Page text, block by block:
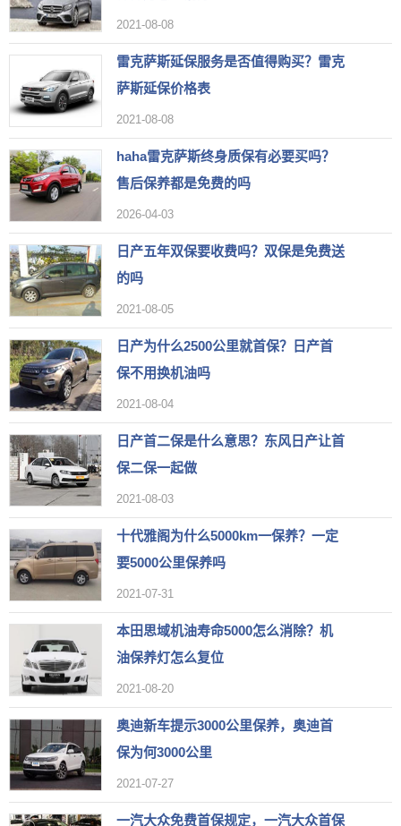
2021-08-08
雷克萨斯延保服务是否值得购买？雷克
萨斯延保价格表
2021-08-08
haha雷克萨斯终身质保有必要买吗？
售后保养都是免费的吗
2026-04-03
日产五年双保要收费吗？双保是免费送
的吗
2021-08-05
日产为什么2500公里就首保？日产首
保不用换机油吗
2021-08-04
日产首二保是什么意思？东风日产让首
保二保一起做
2021-08-03
十代雅阁为什么5000km一保养？一定
要5000公里保养吗
2021-07-31
本田思域机油寿命5000怎么消除？机
油保养灯怎么复位
2021-08-20
奥迪新车提示3000公里保养，奥迪首
保为何3000公里
2021-07-27
一汽大众免费首保规定，一汽大众首保